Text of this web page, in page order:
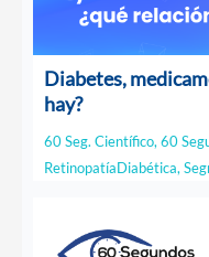
Diabetes,
hay?
60 Seg. Científico,60
RetinopatíaDiabética,